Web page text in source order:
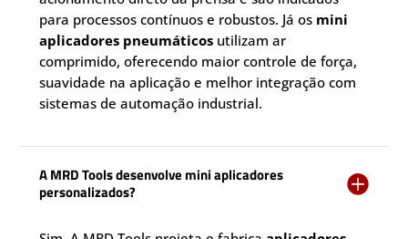
para processos contínuos e robustos. Já os mini
aplicadores pneumáticos utilizam ar
comprimido, oferecendo maior controle de força,
suavidade na aplicação e melhor integração com
sistemas de automação industrial.
A MRD Tools desenvolve mini aplicadores
personalizados?
